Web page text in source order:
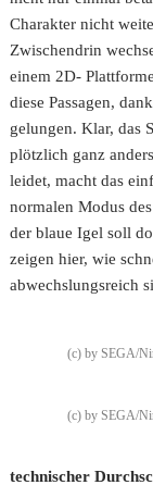
Charakter nicht
Zwischendrin
einem 2D-
diese Passagen,
gelungen. Klar, das
plötzlich ganz
leidet, macht das
normalen Modus
der blaue Igel soll
zeigen hier, wie
abwechslungsreich
(c) by SEGA/
(c) by SEGA/
technischer